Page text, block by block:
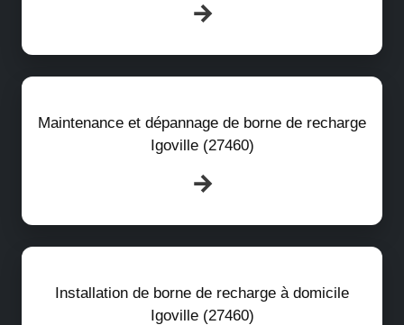
Maintenance et dépannage de borne de recharge
Igoville (27460)
Installation de borne de recharge à domicile
Igoville (27460)